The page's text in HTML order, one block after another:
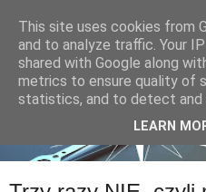
This site uses cookies from
and to analyze traffic. Your
shared with Google along
metrics to ensure quality of
statistics, and to detect and
LEARN